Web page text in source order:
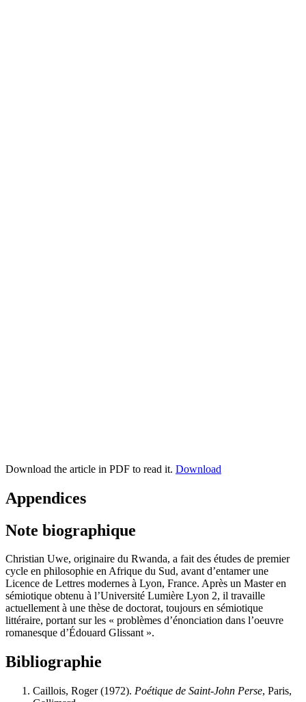
Download the article in PDF to read it. Download
Appendices
Note biographique
Christian Uwe, originaire du Rwanda, a fait des études de premier
cycle en philosophie en Afrique du Sud, avant d’entamer une
Licence de Lettres modernes à Lyon, France. Après un Master en
sémiotique obtenu à l’Université Lumière Lyon 2, il travaille
actuellement à une thèse de doctorat, toujours en sémiotique
littéraire, portant sur les « problèmes d’énonciation dans l’oeuvre
romanesque d’Édouard Glissant ».
Bibliographie
Caillois, Roger (1972). Poétique de Saint-John Perse, Paris,